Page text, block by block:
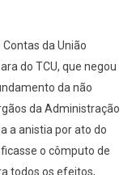
da União
do TCU, que negou
da não
da Administração
a anistia por ato do
o cômputo de
todos os efeitos,